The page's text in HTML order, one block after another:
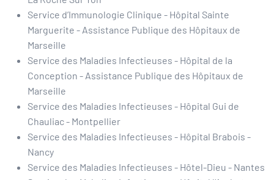
Service d’Immunologie Clinique - Hôpital Sainte
Marguerite - Assistance Publique des Hôpitaux de
Marseille
Service des Maladies Infectieuses - Hôpital de la
Conception - Assistance Publique des Hôpitaux de
Marseille
Service des Maladies Infectieuses - Hôpital Gui de
Chauliac - Montpellier
Service des Maladies Infectieuses - Hôpital Brabois -
Nancy
Service des Maladies Infectieuses - Hôtel-Dieu - Nantes